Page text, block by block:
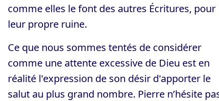
comme elles le font des autres Écritures, pour
leur propre ruine.
Ce que nous sommes tentés de considérer
comme une attente excessive de Dieu est en
réalité l'expression de son désir d'apporter le
salut au plus grand nombre. Pierre n’hésite